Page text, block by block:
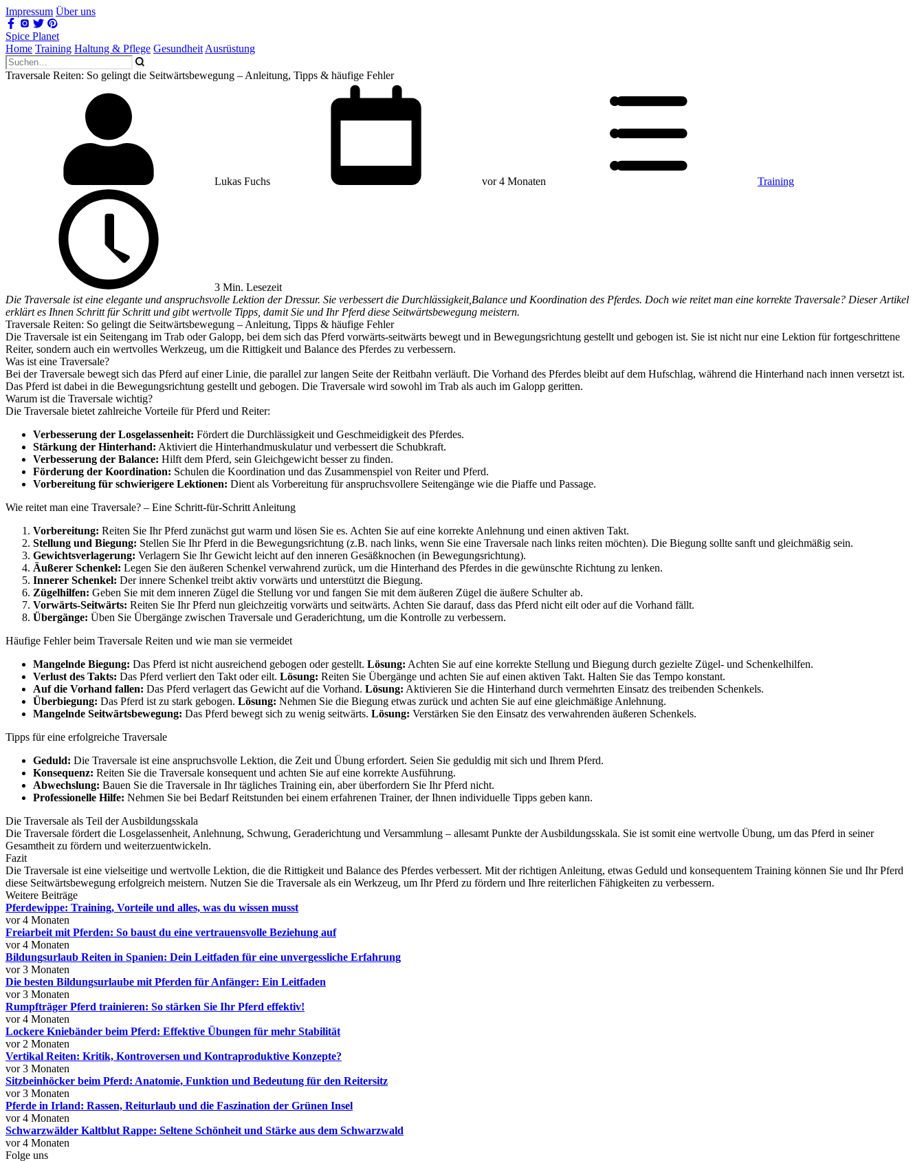
Impressum Über uns
Spice Planet
Home Training Haltung & Pflege Gesundheit Ausrüstung
Traversale Reiten: So gelingt die Seitwärtsbewegung – Anleitung, Tipps & häufige Fehler
Lukas Fuchs vor 4 Monaten Training
3 Min. Lesezeit
Die Traversale ist eine elegante und anspruchsvolle Lektion der Dressur. Sie verbessert die Durchlässigkeit,Balance und Koordination des Pferdes. Doch wie reitet man eine korrekte Traversale? Dieser Artikel
erklärt es Ihnen Schritt für Schritt und gibt wertvolle Tipps, damit Sie und Ihr Pferd diese Seitwärtsbewegung meistern.
Traversale Reiten: So gelingt die Seitwärtsbewegung – Anleitung, Tipps & häufige Fehler
Die Traversale ist ein Seitengang im Trab oder Galopp, bei dem sich das Pferd vorwärts-seitwärts bewegt und in Bewegungsrichtung gestellt und gebogen ist. Sie ist nicht nur eine Lektion für fortgeschrittene
Reiter, sondern auch ein wertvolles Werkzeug, um die Rittigkeit und Balance des Pferdes zu verbessern.
Was ist eine Traversale?
Bei der Traversale bewegt sich das Pferd auf einer Linie, die parallel zur langen Seite der Reitbahn verläuft. Die Vorhand des Pferdes bleibt auf dem Hufschlag, während die Hinterhand nach innen versetzt ist.
Das Pferd ist dabei in die Bewegungsrichtung gestellt und gebogen. Die Traversale wird sowohl im Trab als auch im Galopp geritten.
Warum ist die Traversale wichtig?
Die Traversale bietet zahlreiche Vorteile für Pferd und Reiter:
Verbesserung der Losgelassenheit: Fördert die Durchlässigkeit und Geschmeidigkeit des Pferdes.
Stärkung der Hinterhand: Aktiviert die Hinterhandmuskulatur und verbessert die Schubkraft.
Verbesserung der Balance: Hilft dem Pferd, sein Gleichgewicht besser zu finden.
Förderung der Koordination: Schulen die Koordination und das Zusammenspiel von Reiter und Pferd.
Vorbereitung für schwierigere Lektionen: Dient als Vorbereitung für anspruchsvollere Seitengänge wie die Piaffe und Passage.
Wie reitet man eine Traversale? – Eine Schritt-für-Schritt Anleitung
Vorbereitung: Reiten Sie Ihr Pferd zunächst gut warm und lösen Sie es. Achten Sie auf eine korrekte Anlehnung und einen aktiven Takt.
Stellung und Biegung: Stellen Sie Ihr Pferd in die Bewegungsrichtung (z.B. nach links, wenn Sie eine Traversale nach links reiten möchten). Die Biegung sollte sanft und gleichmäßig sein.
Gewichtsverlagerung: Verlagern Sie Ihr Gewicht leicht auf den inneren Gesäßknochen (in Bewegungsrichtung).
Äußerer Schenkel: Legen Sie den äußeren Schenkel verwahrend zurück, um die Hinterhand des Pferdes in die gewünschte Richtung zu lenken.
Innerer Schenkel: Der innere Schenkel treibt aktiv vorwärts und unterstützt die Biegung.
Zügelhilfen: Geben Sie mit dem inneren Zügel die Stellung vor und fangen Sie mit dem äußeren Zügel die äußere Schulter ab.
Vorwärts-Seitwärts: Reiten Sie Ihr Pferd nun gleichzeitig vorwärts und seitwärts. Achten Sie darauf, dass das Pferd nicht eilt oder auf die Vorhand fällt.
Übergänge: Üben Sie Übergänge zwischen Traversale und Geraderichtung, um die Kontrolle zu verbessern.
Häufige Fehler beim Traversale Reiten und wie man sie vermeidet
Mangelnde Biegung: Das Pferd ist nicht ausreichend gebogen oder gestellt. Lösung: Achten Sie auf eine korrekte Stellung und Biegung durch gezielte Zügel- und Schenkelhilfen.
Verlust des Takts: Das Pferd verliert den Takt oder eilt. Lösung: Reiten Sie Übergänge und achten Sie auf einen aktiven Takt. Halten Sie das Tempo konstant.
Auf die Vorhand fallen: Das Pferd verlagert das Gewicht auf die Vorhand. Lösung: Aktivieren Sie die Hinterhand durch vermehrten Einsatz des treibenden Schenkels.
Überbiegung: Das Pferd ist zu stark gebogen. Lösung: Nehmen Sie die Biegung etwas zurück und achten Sie auf eine gleichmäßige Anlehnung.
Mangelnde Seitwärtsbewegung: Das Pferd bewegt sich zu wenig seitwärts. Lösung: Verstärken Sie den Einsatz des verwahrenden äußeren Schenkels.
Tipps für eine erfolgreiche Traversale
Geduld: Die Traversale ist eine anspruchsvolle Lektion, die Zeit und Übung erfordert. Seien Sie geduldig mit sich und Ihrem Pferd.
Konsequenz: Reiten Sie die Traversale konsequent und achten Sie auf eine korrekte Ausführung.
Abwechslung: Bauen Sie die Traversale in Ihr tägliches Training ein, aber überfordern Sie Ihr Pferd nicht.
Professionelle Hilfe: Nehmen Sie bei Bedarf Reitstunden bei einem erfahrenen Trainer, der Ihnen individuelle Tipps geben kann.
Die Traversale als Teil der Ausbildungsskala
Die Traversale fördert die Losgelassenheit, Anlehnung, Schwung, Geraderichtung und Versammlung – allesamt Punkte der Ausbildungsskala. Sie ist somit eine wertvolle Übung, um das Pferd in seiner
Gesamtheit zu fördern und weiterzuentwickeln.
Fazit
Die Traversale ist eine vielseitige und wertvolle Lektion, die die Rittigkeit und Balance des Pferdes verbessert. Mit der richtigen Anleitung, etwas Geduld und konsequentem Training können Sie und Ihr Pferd
diese Seitwärtsbewegung erfolgreich meistern. Nutzen Sie die Traversale als ein Werkzeug, um Ihr Pferd zu fördern und Ihre reiterlichen Fähigkeiten zu verbessern.
Weitere Beiträge
Pferdewippe: Training, Vorteile und alles, was du wissen musst
vor 4 Monaten
Freiarbeit mit Pferden: So baust du eine vertrauensvolle Beziehung auf
vor 4 Monaten
Bildungsurlaub Reiten in Spanien: Dein Leitfaden für eine unvergessliche Erfahrung
vor 3 Monaten
Die besten Bildungsurlaube mit Pferden für Anfänger: Ein Leitfaden
vor 3 Monaten
Rumpfträger Pferd trainieren: So stärken Sie Ihr Pferd effektiv!
vor 4 Monaten
Lockere Kniebänder beim Pferd: Effektive Übungen für mehr Stabilität
vor 2 Monaten
Vertikal Reiten: Kritik, Kontroversen und Kontraproduktive Konzepte?
vor 3 Monaten
Sitzbeinhöcker beim Pferd: Anatomie, Funktion und Bedeutung für den Reitersitz
vor 3 Monaten
Pferde in Irland: Rassen, Reiturlaub und die Faszination der Grünen Insel
vor 4 Monaten
Schwarzwälder Kaltblut Rappe: Seltene Schönheit und Stärke aus dem Schwarzwald
vor 4 Monaten
Folge uns